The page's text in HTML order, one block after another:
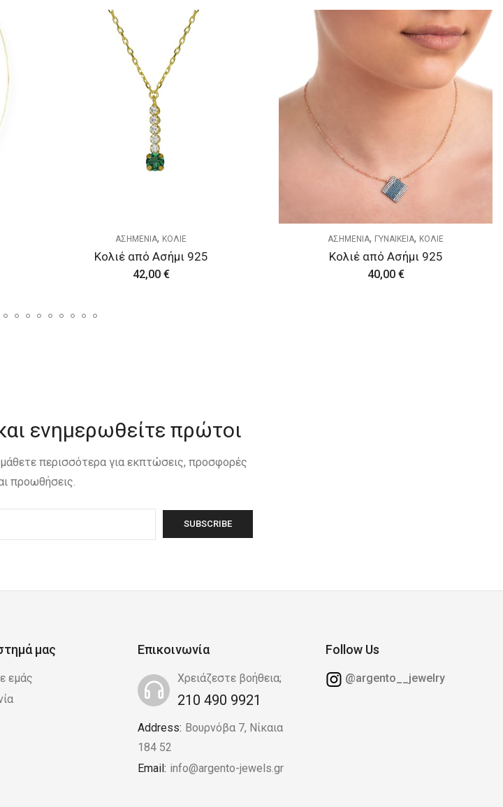
ΑΣΗΜΕΝΙΑ, ΚΟΛΙΕ
Κολιέ από Ασήμι 925
42,00 €
ΑΣΗΜΕΝΙΑ, ΓΥΝΑΙΚΕΙΑ, ΚΟΛΙΕ
Κολιέ από Ασήμι 925
40,00 €
ενημερωθείτε πρώτοι
περισσότερα για εκπτώσεις, προσφορές
προωθήσεις.
μας
εμάς
Επικοινωνία
Χρειάζεστε βοήθεια;
210 490 9921
Address: Βουρνόβα 7, Νίκαια
184 52
Email: info@argento-jewels.gr
Follow Us
@argento__jewelry